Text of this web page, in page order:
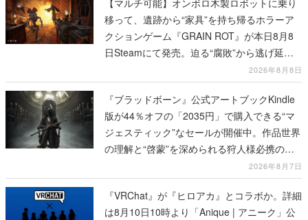
【マルチ可能】オンボロ木製ロボットに乗り
移って、遺跡から“家具”を持ち帰るホラーア
クションゲーム『GRAIN ROT』が本日8月8
日Steamにて発売。迫る“腐敗”から逃げ延
2026年8月8日
『ブラッドボーン』公式アートブックKindle
版が44％オフの「2035円」で購入できる“マ
ジェスティック”なセールが開催中。作品世界
の理解と“啓蒙”を深められる狩人様必携の一
2026年8月7日
『VRChat』が『ヒロアカ』とコラボか。詳細
は8月10日10時より「Anique | アニーク」公